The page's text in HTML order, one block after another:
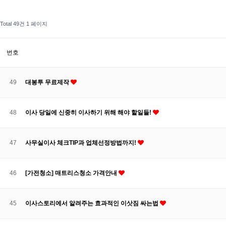
Total 49건 1 페이지
번호
49 대봉투 무료제작
48 이사 당일에 신중히 이사하기 위해 해야 할일들!
47 사무실이사 체크TIP과 업체선정방법까지!
46 [가전청소] 매트리스청소 가격안내
45 이사스토리에서 알려주는 효과적인 이삿짐 싸는법